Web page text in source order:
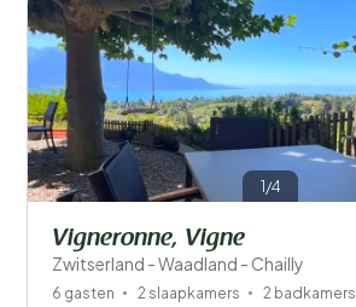
1/4
Vigneronne, Vigne
Zwitserland - Waadland - Chailly
6 gasten 2 slaapkamers 2 badkamers